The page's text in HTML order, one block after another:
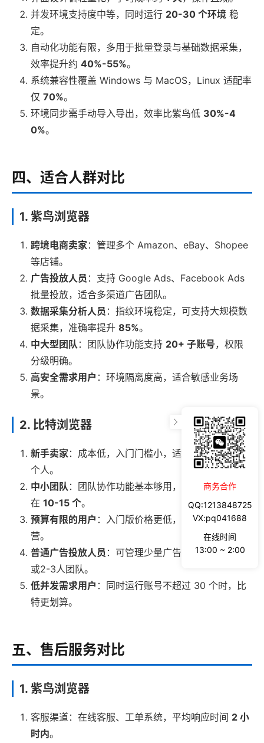
并发环境支持度中等，同时运行 20-30 个环境 稳
定。
自动化功能有限，多用于批量登录与基础数据采集，
效率提升约 40%-55%。
系统兼容性覆盖 Windows 与 MacOS，Linux 适配率
仅 70%。
环境同步需手动导入导出，效率比紫鸟低 30%-4
0%。
四、适合人群对比
1. 紫鸟浏览器
跨境电商卖家 ：管理多个 Amazon、eBay、Shopee
等店铺。
广告投放人员 ：支持 Google Ads、Facebook Ads
批量投放，适合多渠道广告团队。
数据采集分析人员 ：指纹环境稳定，可支持大规模数
据采集，准确率提升 85%。
中大型团队 ：团队协作功能支持 20+ 子账号，权限
分级明确。
高安全需求用户 ：环境隔离度高，适合敏感业务场
景。
2. 比特浏览器
新手卖家 ：成本低，入门门槛小，适合刚开始运营的
个人。
中小团队 ：团队协作功能基本够用，子账号支持数量
在 10-15 个。
预算有限的用户 ：入门版价格更低，适合小规模运
营。
普通广告投放人员 ：可管理少量广告账号，适合单人
或2-3人团队。
低并发需求用户 ：同时运行账号不超过 30 个时，比
特更划算。
五、售后服务对比
1. 紫鸟浏览器
客服渠道：在线客服、工单系统，平均响应时间 2 小
时内。
商务合作
QQ:1213848725
VX:pq041688
在线时间
13:00 ~ 2:00